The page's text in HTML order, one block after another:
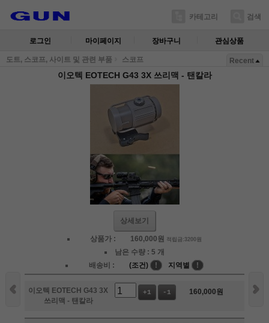
카테고리 검색
로그인 마이페이지 장바구니 관심상품
도트, 스코프, 사이트 및 관련 부품 스코프 Recent
이오텍 EOTECH G43 3X 쓰리맥 - 탠칼라
상세보기
상품가 : 160,000원 적립금:3200원
남은 수량 : 5 개
배송비 :
(조건) ! 지역별 !
이오텍 EOTECH G43 3X
쓰리맥 - 탠칼라
+1 -1 160,000원